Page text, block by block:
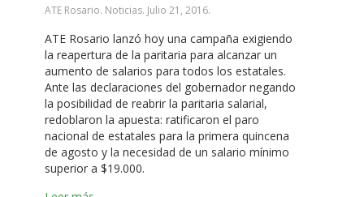
ATE Rosario. Noticias. Julio 21, 2016.
ATE Rosario lanzó hoy una campaña exigiendo
la reapertura de la paritaria para alcanzar un
aumento de salarios para todos los estatales.
Ante las declaraciones del gobernador negando
la posibilidad de reabrir la paritaria salarial,
redoblaron la apuesta: ratificaron el paro
nacional de estatales para la primera quincena
de agosto y la necesidad de un salario mínimo
superior a $19.000.